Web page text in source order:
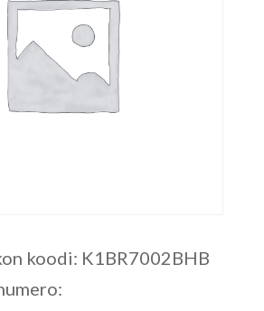
koodi: K1BR7002BHB